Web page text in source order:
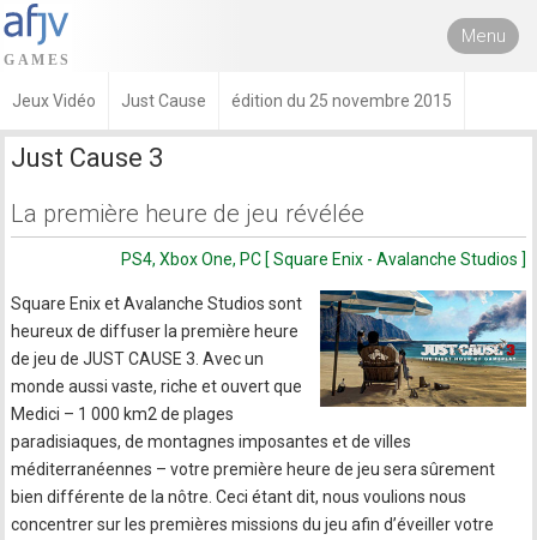
Menu
Jeux Vidéo Just Cause édition du 25 novembre 2015
Just Cause 3
La première heure de jeu révélée
PS4, Xbox One, PC [ Square Enix - Avalanche Studios ]
Square Enix et Avalanche Studios sont
heureux de diffuser la première heure
de jeu de JUST CAUSE 3. Avec un
monde aussi vaste, riche et ouvert que
Medici – 1 000 km2 de plages
paradisiaques, de montagnes imposantes et de villes
méditerranéennes – votre première heure de jeu sera sûrement
bien différente de la nôtre. Ceci étant dit, nous voulions nous
concentrer sur les premières missions du jeu afin d’éveiller votre